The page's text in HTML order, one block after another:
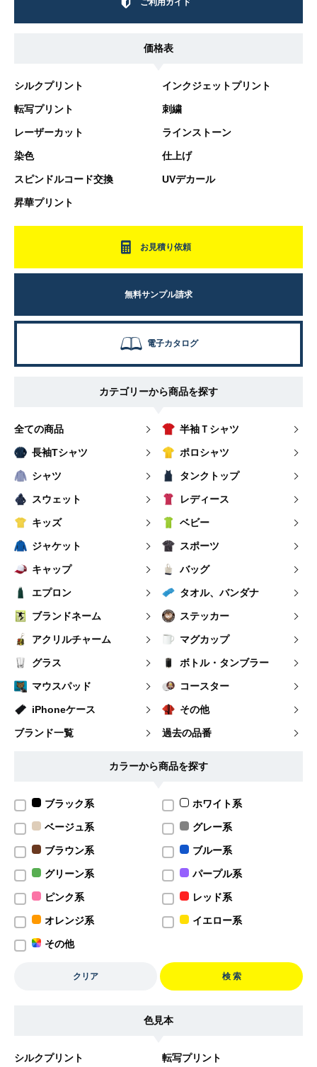
価格表
シルクプリント インクジェットプリント
転写プリント 刺繍
レーザーカット ラインストーン
染色 仕上げ
スピンドルコード交換 UVデカール
昇華プリント
お見積り依頼
無料サンプル請求
電子カタログ
カテゴリーから商品を探す
全ての商品 半袖Ｔシャツ
長袖Tシャツ ポロシャツ
シャツ タンクトップ
スウェット レディース
キッズ ベビー
ジャケット スポーツ
キャップ バッグ
エプロン タオル、バンダナ
ブランドネーム ステッカー
アクリルチャーム マグカップ
グラス ボトル・タンブラー
マウスパッド コースター
iPhoneケース その他
ブランド一覧 過去の品番
カラーから商品を探す
ブラック系 ホワイト系
ベージュ系 グレー系
ブラウン系 ブルー系
グリーン系 パープル系
ピンク系 レッド系
オレンジ系 イエロー系
その他
クリア 検 索
色見本
シルクプリント 転写プリント